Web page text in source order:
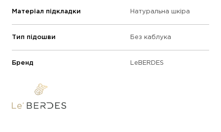
Матеріал підкладки Натуральна шкіра
Тип підошви Без каблука
Бренд LeBERDES